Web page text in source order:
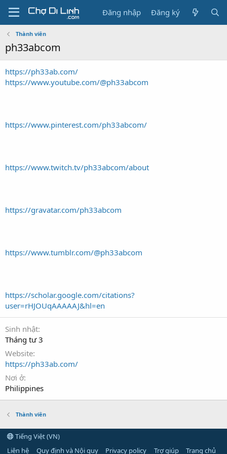
Đăng nhập Đăng ký
Thành viên
ph33abcom
https://ph33ab.com/
https://www.youtube.com/@ph33abcom
https://www.pinterest.com/ph33abcom/
https://www.twitch.tv/ph33abcom/about
https://gravatar.com/ph33abcom
https://www.tumblr.com/@ph33abcom
https://scholar.google.com/citations?
user=rHJOUqAAAAAJ&hl=en
Sinh nhật
Tháng tư 3
Website
https://ph33ab.com/
Nơi ở
Philippines
Thành viên
Tiếng Việt (VN)
Liên hệ
Quy định và Nội quy Privacy policy Trợ giúp Trang chủ